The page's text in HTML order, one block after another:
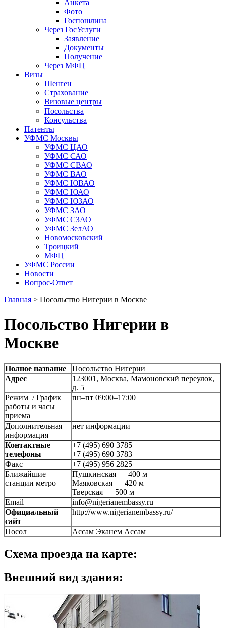
Анкета
Фото
Госпошлина
Через ГосУслуги
Заявление
Документы
Получение
Через МФЦ
Визы
Шенген
Страхование
Визовые центры
Посольства
Консульства
Патенты
УФМС Москвы
УФМС ЦАО
УФМС САО
УФМС СВАО
УФМС ВАО
УФМС ЮВАО
УФМС ЮАО
УФМС ЮЗАО
УФМС ЗАО
УФМС СЗАО
УФМС ЗелАО
Новомосковский
Троицкий
МФЦ
УФМС России
Новости
Вопрос-Ответ
Главная > Посольство Нигерии в Москве
Посольство Нигерии в
Москве
Полное название
Посольство Нигерии
Адрес
123001, Москва, Мамоновский переулок,
д. 5
Режим / График
работы и часы
приема
пн–пт 09:00–17:00
Дополнительная
информация
нет информации
Контактные
телефоны
+7 (495) 690 3785
+7 (495) 690 3783
Факс
+7 (495) 956 2825
Ближайшие
станции метро
Пушкинская — 400 м
Маяковская — 420 м
Тверская — 500 м
Email
info@nigerianembassy.ru
Официальный
сайт
http://www.nigerianembassy.ru/
Посол Ассам Эканем Ассам
Схема проезда на карте:
Внешний вид здания: